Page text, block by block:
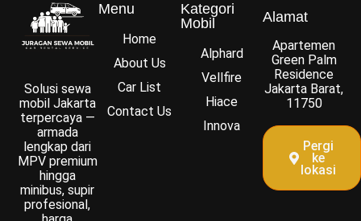
Solusi sewa
mobil Jakarta
terpercaya —
armada
lengkap dari
MPV premium
hingga
minibus, supir
profesional,
Menu
Home
About Us
Car List
Contact Us
Kategori
Mobil
Alphard
Vellfire
Hiace
Innova
Alamat
Apartemen
Green Palm
Residence
Jakarta Barat,
11750
Pergi
ke
lokasi